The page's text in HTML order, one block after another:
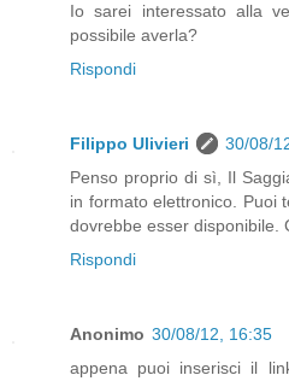
Io sarei interessato alla
possibile averla?
Rispondi
Filippo Ulivieri
30/08/
Penso proprio di sì, Il
in formato elettronico. Puoi
dovrebbe esser disponibile.
Rispondi
Anonimo 30/08/12, 16:35
appena puoi inserisci il